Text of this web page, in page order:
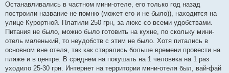
Останавливались в частном мини-отеле, его только год назад
построили название не помню (может его и не было)), находится на
улице Курортной. Платили 250 грн, за люкс со всеми удобствами.
Питания не было, можно было готовить на кухне, по скольку мини-
отель маленький, то неудобств с этим не было. Хотя питались в
основном вне отеля, так как старались больше времени провести на
пляже и в центре. В среднем на покушать на 1 человека на 1 раз
уходило 25-30 грн. Интернет на территории мини-отеля был, вай-фай